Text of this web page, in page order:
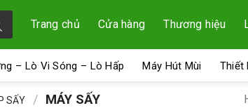
Trang chủ Cửa hàng Thương hiệu
– Lò Vi Sóng – Lò Hấp Máy Hút Mùi Thiết
SẤY / MÁY SẤY